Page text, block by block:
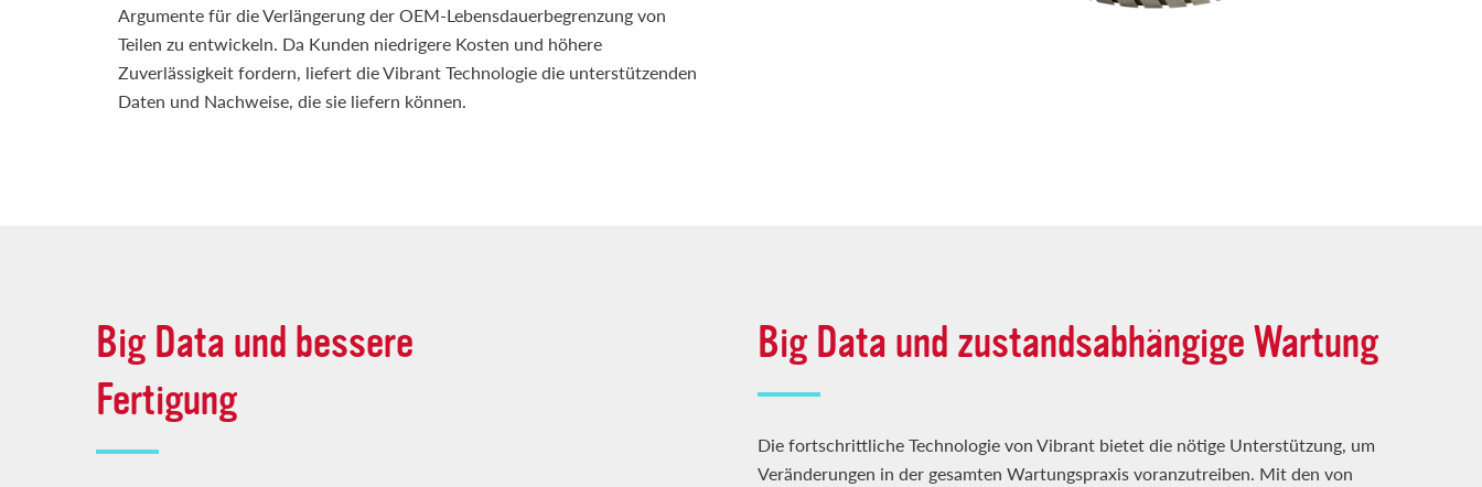
Argumente für die Verlängerung der OEM-Lebensdauerbegrenzung von
Teilen zu entwickeln. Da Kunden niedrigere Kosten und höhere
Zuverlässigkeit fordern, liefert die Vibrant Technologie die unterstützenden
Daten und Nachweise, die sie liefern können.
Big Data und bessere
Fertigung
Big Data und zustandsabhängige Wartung
Die fortschrittliche Technologie von Vibrant bietet die nötige Unterstützung, um
Veränderungen in der gesamten Wartungspraxis voranzutreiben. Mit den von